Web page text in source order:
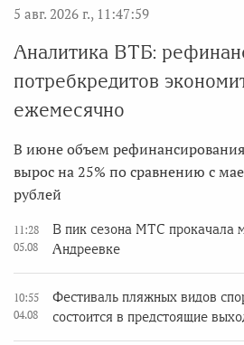
5 авг. 2026 г., 11:47:59
Аналитика ВТБ:
потребкредитов
ежемесячно
В июне объем
вырос на 25% по сравнению с
рублей
11:28
05.08
В пик сезона МТС прокачала
Андреевке
10:55
04.08
Фестиваль пляжных видов
состоится в предстоящие